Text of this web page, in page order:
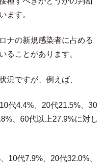
ます。
ナの新規感染者に占める
ることがあります。
況ですが、例えば、
代4.4%、20代21.5%、30
、60代以上27.9%に対し
10代7.9%、20代32.0%、